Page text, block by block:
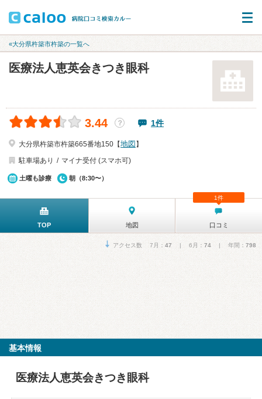
«大分県杵築市杵築の一覧へ
医療法人恵英会きつき眼科
3.44 ？ 1件
大分県杵築市杵築665番地150【地図 】
駐車場あり
マイナ受付 (スマホ可)
土曜も診療 朝（8:30〜）
TOP 地図 口コミ
1件
アクセス数 7月： 47 | 6月： 74 | 年間： 798
基本情報
医療法人恵英会きつき眼科